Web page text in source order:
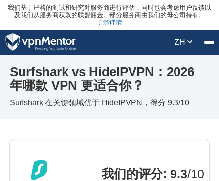
我们基于严格的测试和研究对服务商进行评估，同时也会考虑用户反馈以
及我们从服务商获取的联盟佣金。部分服务商由我们的母公司持有。
了解详情
ZH
Surfshark vs HideIPVPN：2026
年哪款 VPN 更适合你？
Surfshark 在关键领域优于 HideIPVPN，得分 9.3/10
我们的评分: 9.3/10